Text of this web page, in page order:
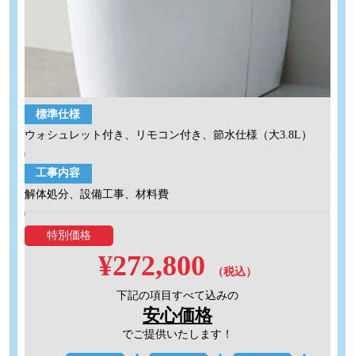
標準仕様
ウォシュレット付き、リモコン付き、節水仕様（大3.8L）
工事内容
解体処分、設備工事、材料費
特別価格
¥272,800
（税込）
下記の項目すべて込みの
安心価格
でご提供いたします！